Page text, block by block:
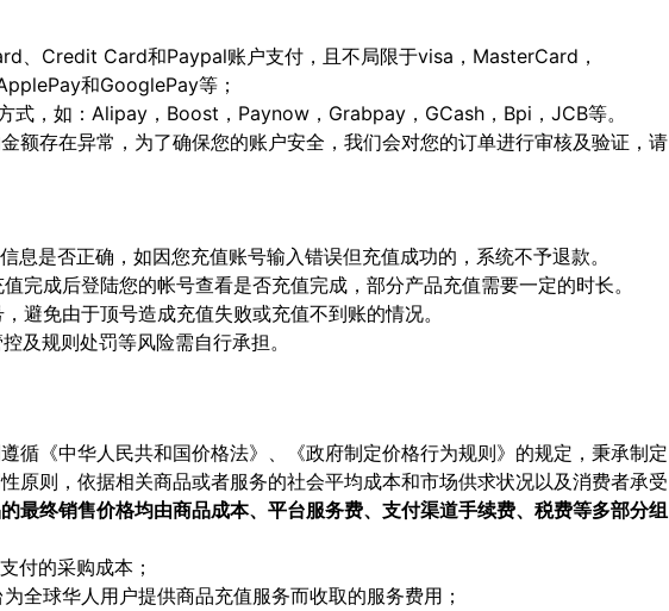
、Credit Card和Paypal账户支付，且不局限于visa，MasterCard，
和GooglePay等；
式，如：Alipay，Boost，Paynow，Grabpay，GCash，Bpi，JCB等。
额存在异常，为了确保您的账户安全，我们会对您的订单进行审核及验证，请
息是否正确，如因您充值账号输入错误但充值成功的，系统不予退款。
完成后登陆您的帐号查看是否充值完成，部分产品充值需要一定的时长。
避免由于顶号造成充值失败或充值不到账的情况。
及规则处罚等风险需自行承担。
循《中华人民共和国价格法》、《政府制定价格行为规则》的规定，秉承制定
原则，依据相关商品或者服务的社会平均成本和市场供求状况以及消费者承受
最终销售价格均由商品成本、平台服务费、支付渠道手续费、税费等多部分组
付的采购成本；
全球华人用户提供商品充值服务而收取的服务费用；